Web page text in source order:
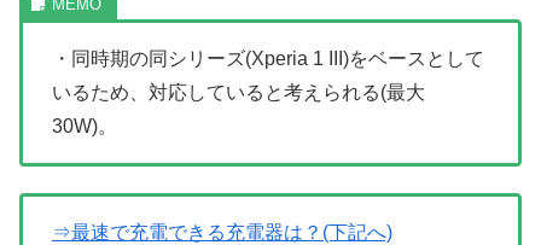
・同時期の同シリーズ(Xperia 1 III)をベースとして
いるため、対応していると考えられる(最大
30W)。
⇒最速で充電できる充電器は？(下記へ)